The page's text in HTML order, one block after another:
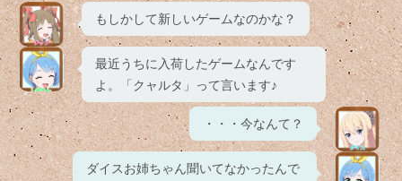
もしかして新しいゲームなのかな？
最近うちに入荷したゲームなんです
よ。「クャルタ」って言います♪
・・・今なんて？
ダイスお姉ちゃん聞いてなかったんで